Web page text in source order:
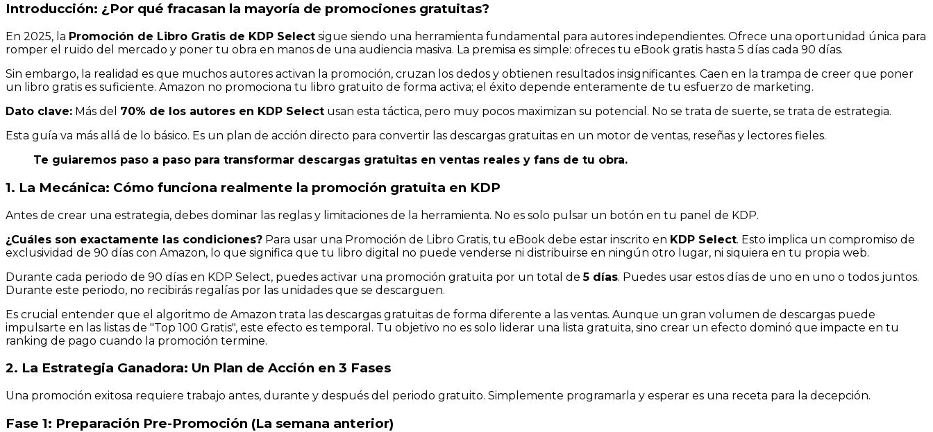
Introducción: ¿Por qué fracasan la mayoría de promociones gratuitas?
En 2025, la Promoción de Libro Gratis de KDP Select sigue siendo una herramienta fundamental para autores independientes. Ofrece una oportunidad única para
romper el ruido del mercado y poner tu obra en manos de una audiencia masiva. La premisa es simple: ofreces tu eBook gratis hasta 5 días cada 90 días.
Sin embargo, la realidad es que muchos autores activan la promoción, cruzan los dedos y obtienen resultados insignificantes. Caen en la trampa de creer que poner
un libro gratis es suficiente. Amazon no promociona tu libro gratuito de forma activa; el éxito depende enteramente de tu esfuerzo de marketing.
Dato clave: Más del 70% de los autores en KDP Select usan esta táctica, pero muy pocos maximizan su potencial. No se trata de suerte, se trata de estrategia.
Esta guía va más allá de lo básico. Es un plan de acción directo para convertir las descargas gratuitas en un motor de ventas, reseñas y lectores fieles.
Te guiaremos paso a paso para transformar descargas gratuitas en ventas reales y fans de tu obra.
1. La Mecánica: Cómo funciona realmente la promoción gratuita en KDP
Antes de crear una estrategia, debes dominar las reglas y limitaciones de la herramienta. No es solo pulsar un botón en tu panel de KDP.
¿Cuáles son exactamente las condiciones? Para usar una Promoción de Libro Gratis, tu eBook debe estar inscrito en KDP Select. Esto implica un compromiso de
exclusividad de 90 días con Amazon, lo que significa que tu libro digital no puede venderse ni distribuirse en ningún otro lugar, ni siquiera en tu propia web.
Durante cada periodo de 90 días en KDP Select, puedes activar una promoción gratuita por un total de5 días. Puedes usar estos días de uno en uno o todos juntos.
Durante este periodo, no recibirás regalías por las unidades que se descarguen.
Es crucial entender que el algoritmo de Amazon trata las descargas gratuitas de forma diferente a las ventas. Aunque un gran volumen de descargas puede
impulsarte en las listas de "Top 100 Gratis", este efecto es temporal. Tu objetivo no es solo liderar una lista gratuita, sino crear un efecto dominó que impacte en tu
ranking de pago cuando la promoción termine.
2. La Estrategia Ganadora: Un Plan de Acción en 3 Fases
Una promoción exitosa requiere trabajo antes, durante y después del periodo gratuito. Simplemente programarla y esperar es una receta para la decepción.
Fase 1: Preparación Pre-Promoción (La semana anterior)